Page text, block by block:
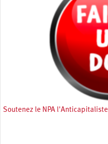
Soutenez le NPA l'Anticapitaliste